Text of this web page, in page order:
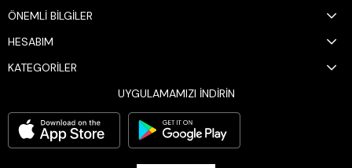
ÖNEMLİ BİLGİLER
HESABIM
KATEGORİLER
UYGULAMAMIZI İNDİRİN